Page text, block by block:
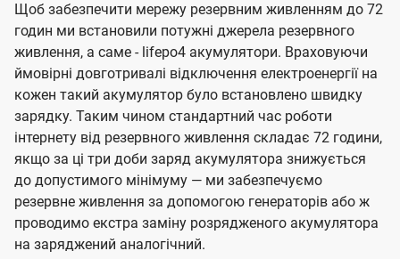
Щоб забезпечити мережу резервним живленням до 72
годин ми встановили потужні джерела резервного
живлення, а саме - lifepo4 акумулятори. Враховуючи
ймовірні довготривалі відключення електроенергії на
кожен такий акумулятор було встановлено швидку
зарядку. Таким чином стандартний час роботи
інтернету від резервного живлення складає 72 години,
якщо за ці три доби заряд акумулятора знижується
до допустимого мінімуму — ми забезпечуємо
резервне живлення за допомогою генераторів або ж
проводимо екстра заміну розрядженого акумулятора
на заряджений аналогічний.